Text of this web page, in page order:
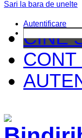
CINE
CONT
Sari la bara de unelte
Autentificare